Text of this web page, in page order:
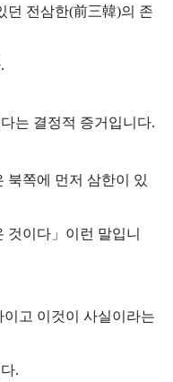
던 전삼한(前三韓)의 존
는 결정적 증거입니다.
북쪽에 먼저 삼한이 있
것이다」이런 말입니
고 이것이 사실이라는
.